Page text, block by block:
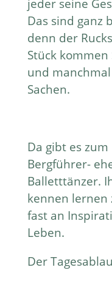
jeder seine
Das sind ganz
denn der
Stück kommen
und
Sachen.
Da gibt es
Bergführer-
Balletttänzer.
kennen lernen
fast an
Leben.
Der